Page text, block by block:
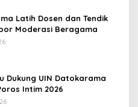
Latih Dosen dan Tendik
Moderasi Beragama
Dukung UIN Datokarama
Intim 2026